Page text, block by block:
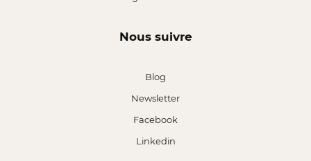
Nous suivre
Blog
Newsletter
Facebook
Linkedin